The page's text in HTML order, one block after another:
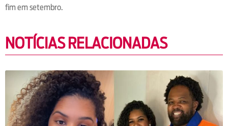
fim em setembro.
NOTÍCIAS RELACIONADAS